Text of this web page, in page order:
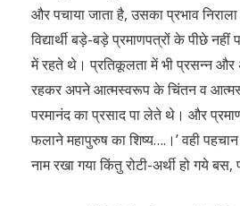
और पचाया जाता है, उसका प्रभाव
विद्यार्थी बड़े-बड़े प्रमाणपत्रों के पीछे
में रहते थे। प्रतिकूलता में भी प्रसन्न
रहकर अपने आत्मस्वरूप के चिंतन व
परमानंद का प्रसाद पा लेते थे। और
फलाने महापुरुष का शिष्य….।’ वही पहचान
नाम रखा गया किंतु रोटी-अर्थी हो गये बस,